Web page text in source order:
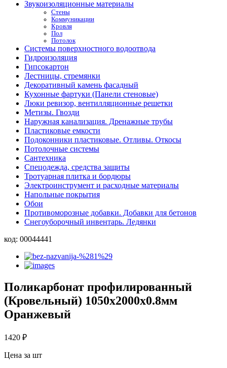
Звукоизоляционные материалы
Стены
Коммуникации
Кровля
Пол
Потолок
Системы поверхностного водоотвода
Гидроизоляция
Гипсокартон
Лестницы, стремянки
Декоративный камень фасадный
Кухонные фартуки (Панели стеновые)
Люки ревизор, вентилляционные решетки
Метизы. Гвозди
Наружная канализация. Дренажные трубы
Пластиковые емкости
Подоконники пластиковые. Отливы. Откосы
Потолочные системы
Сантехника
Спецодежда, средства защиты
Тротуарная плитка и бордюры
Электроинструмент и расходные материалы
Напольные покрытия
Обои
Противоморозные добавки. Добавки для бетонов
Снегоуборочный инвентарь. Ледянки
код: 00044441
Поликарбонат профилированный
(Кровельный) 1050х2000х0.8мм
Оранжевый
1420 ₽
Цена за шт